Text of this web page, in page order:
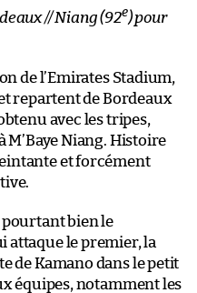
// Niang (92e) pour
de l’Emirates Stadium,
repartent de Bordeaux
avec les tripes,
M’Baye Niang. Histoire
et forcément
pourtant bien le
attaque le premier, la
de Kamano dans le petit
équipes, notamment les